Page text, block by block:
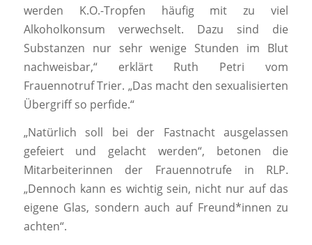
werden K.O.-Tropfen häufig mit zu viel
Alkoholkonsum verwechselt. Dazu sind die
Substanzen nur sehr wenige Stunden im Blut
nachweisbar,“ erklärt Ruth Petri vom
Frauennotruf Trier. „Das macht den sexualisierten
Übergriff so perfide.“
„Natürlich soll bei der Fastnacht ausgelassen
gefeiert und gelacht werden“, betonen die
Mitarbeiterinnen der Frauennotrufe in RLP.
„Dennoch kann es wichtig sein, nicht nur auf das
eigene Glas, sondern auch auf Freund*innen zu
achten“.